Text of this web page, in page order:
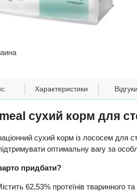
Характеристики Відгуки
сухий корм для
сухий корм із лососем для
оптимальну вагу за
придбати?
62,53% протеїнів тваринного